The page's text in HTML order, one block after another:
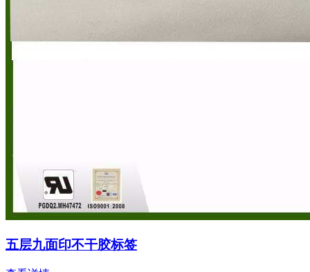
五层九面印不干胶标签